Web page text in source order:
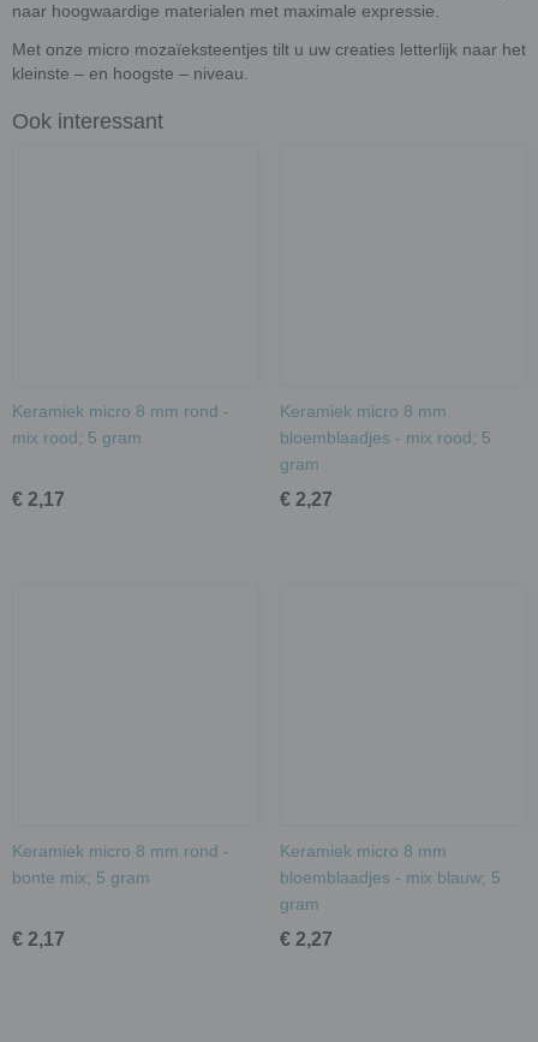
naar hoogwaardige materialen met maximale expressie.
Met onze micro mozaïeksteentjes tilt u uw creaties letterlijk naar het
kleinste – en hoogste – niveau.
Ook interessant
Keramiek micro 8 mm rond -
mix rood; 5 gram
€ 2,17
Keramiek micro 8 mm
bloemblaadjes - mix rood; 5
gram
€ 2,27
Keramiek micro 8 mm rond -
bonte mix; 5 gram
€ 2,17
Keramiek micro 8 mm
bloemblaadjes - mix blauw; 5
gram
€ 2,27